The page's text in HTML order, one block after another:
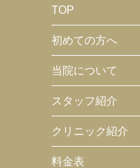
TOP
初めての方へ
当院について
スタッフ紹介
クリニック紹介
料金表